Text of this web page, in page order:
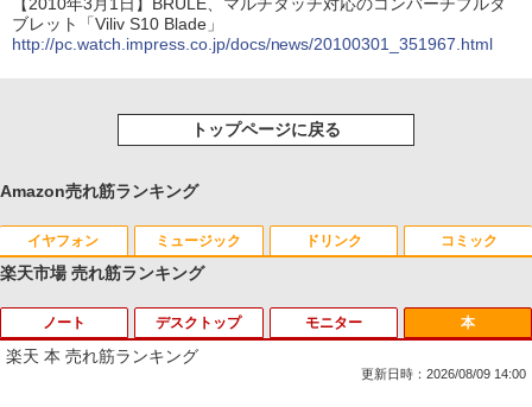
【2010年3月1日】BRULE、マルチタッチ対応のコンバーチブルタ
ブレット「Viliv S10 Blade」
http://pc.watch.impress.co.jp/docs/news/20100301_351967.html
トップページに戻る
Amazon売れ筋ランキング
イヤフォン
Anker Soundcore P40i オフホワイト
￥7,990
ミュージック
BRUCE WAYNE feat. Flo Milli, ATL Jacob
[Explicit]
ドリンク
【Amazon.co.jp限定】 い・ろ・は・す 2L P
ET ラベルレス ×8本
コミック
薬屋のひとりごと 17巻 (デジタル版ビッグガ
ンガンコミックス)
楽天市場 売れ筋ランキング
ノート デスクトップ モニター 本
楽天 本 売れ筋ランキング
更新日時：2026/08/09 14:00